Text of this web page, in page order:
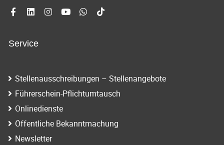
Service
Stellenausschreibungen – Stellenangebote
Führerschein-Pflichtumtausch
Onlinedienste
Öffentliche Bekanntmachung
Newsletter